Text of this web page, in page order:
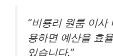
“비룡리 원룸 이사
용하면 예산을 효
있습니다.”